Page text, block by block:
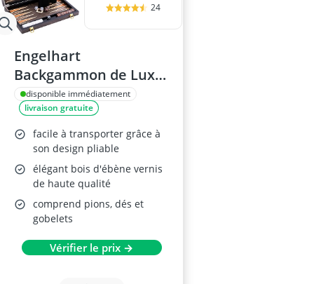
24
Engelhart
Backgammon de Luxe
250544 Plaqué Ébène
disponible immédiatement
livraison gratuite
facile à transporter grâce à
son design pliable
élégant bois d'ébène vernis
de haute qualité
comprend pions, dés et
gobelets
Vérifier le prix →